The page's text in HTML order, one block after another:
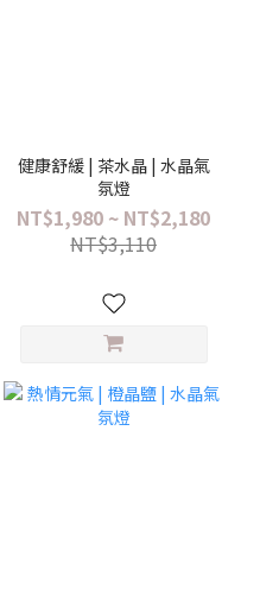
健康舒緩 | 茶水晶 | 水晶氣
氛燈
NT$1,980 ~ NT$2,180
NT$3,110